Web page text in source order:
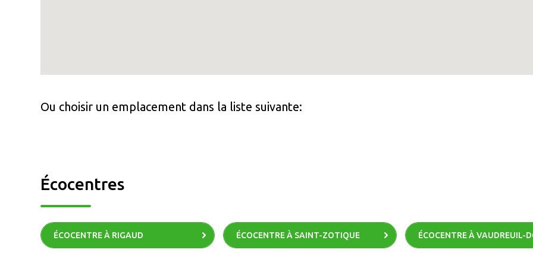
Ou choisir un emplacement dans la liste suivante:
Écocentres
ÉCOCENTRE À RIGAUD ÉCOCENTRE À SAINT-ZOTIQUE ÉCOCENTRE À VAUDREUIL-